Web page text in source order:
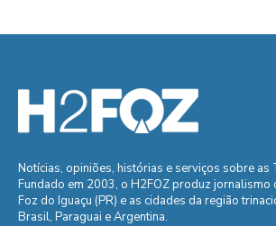
Notícias, opiniões, histórias e serviços sobre as
Fundado em 2003, o H2FOZ produz
Foz do Iguaçu (PR) e as cidades da região
Brasil, Paraguai e Argentina.